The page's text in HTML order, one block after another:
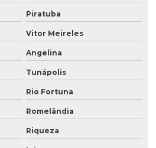
Piratuba
Vitor Meireles
Angelina
Tunápolis
Rio Fortuna
Romelândia
Riqueza